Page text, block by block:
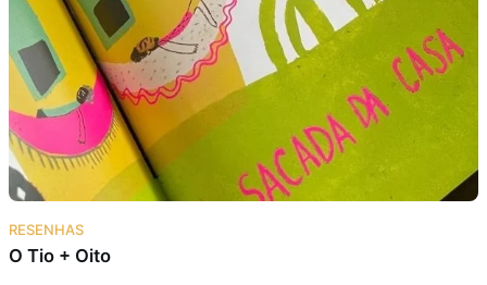
RESENHAS
O Tio + Oito